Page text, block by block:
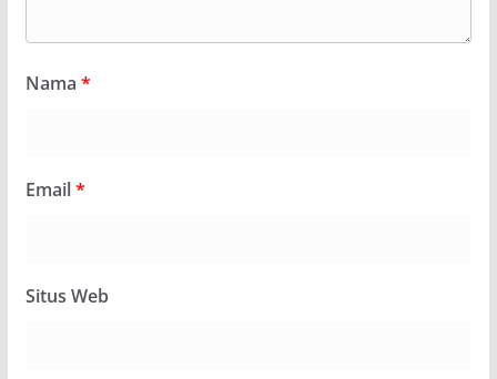
Nama *
Email*
Situs Web